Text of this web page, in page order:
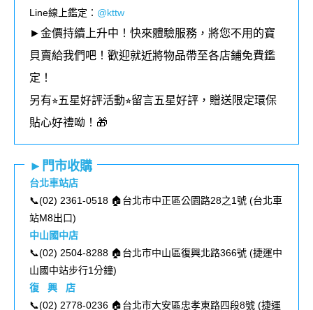
Line線上鑑定： @kttw
►金價持續上升中！快來體驗服務，將您不用的寶
貝賣給我們吧！歡迎就近將物品帶至各店鋪免費鑑
定！
另有⭐︎五星好評活動⭐︎留言五星好評，贈送限定環保
貼心好禮呦！🎁
►門市收購
台北車站店
📞(02) 2361-0518 🏠台北市中正區公園路28之1號 (台北車
站M8出口)
中山國中店
📞(02) 2504-8288 🏠台北市中山區復興北路366號 (捷運中
山國中站步行1分鐘)
復 興 店
📞(02) 2778-0236 🏠台北市大安區忠孝東路四段8號 (捷運